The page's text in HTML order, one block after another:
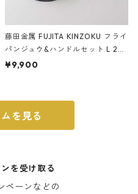
藤田金属 FUJITA KINZOKU フライ
パンジュウ&ハンドルセット L 24c
m ガス火・IH対応 鉄フライパン
¥9,900
を見る
を受け取る
ペーンなどの